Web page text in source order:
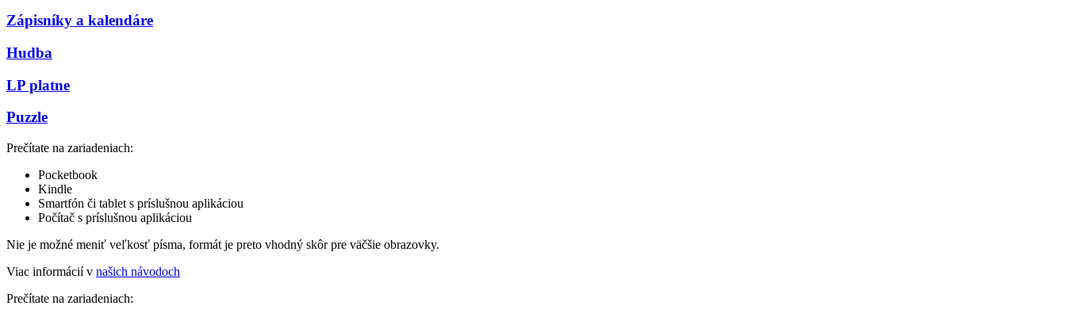
Zápisníky a kalendáre
Hudba
LP platne
Puzzle
Prečítate na zariadeniach:
Pocketbook
Kindle
Smartfón či tablet s príslušnou aplikáciou
Počítač s príslušnou aplikáciou
Nie je možné meniť veľkosť písma, formát je preto vhodný skôr pre väčšie obrazovky.
Viac informácií v našich návodoch
Prečítate na zariadeniach: